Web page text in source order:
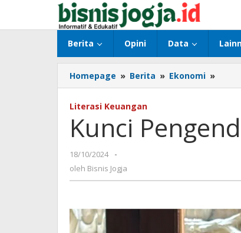
konten
Berita Opini Data
Homepage » Berita » Ekonomi »
Literasi Keuangan
Kunci
18/10/2024
oleh
Bisnis
Jogja
-
oleh Bisnis Jogja